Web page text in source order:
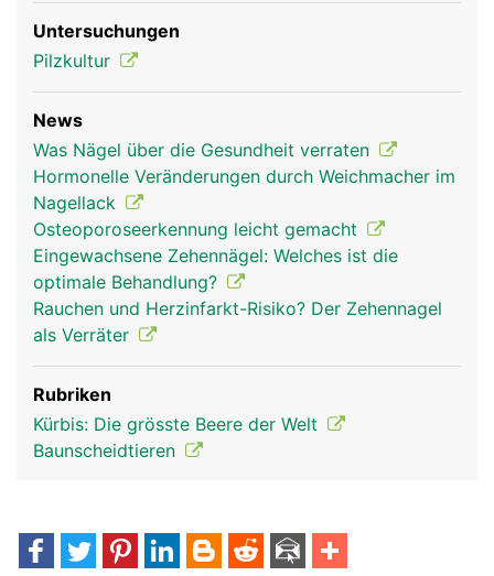
Nagel Frau Nagel Mann
Untersuchungen
Pilzkultur
News
Was Nägel über die Gesundheit verraten
Hormonelle Veränderungen durch Weichmacher im
Nagellack
Osteoporoseerkennung leicht gemacht
Eingewachsene Zehennägel: Welches ist die
optimale Behandlung?
Rauchen und Herzinfarkt-Risiko? Der Zehennagel
als Verräter
Rubriken
Kürbis: Die grösste Beere der Welt
Baunscheidtieren